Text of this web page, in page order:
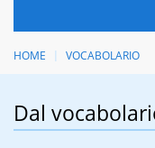
HOME VOCABOLARIO
Dal